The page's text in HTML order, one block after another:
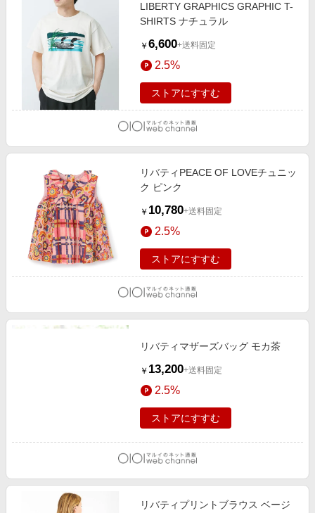
LIBERTY GRAPHICS GRAPHIC T-
SHIRTS ナチュラル
￥ 6,600+送料固定
2.5%
ストアにすすむ
リバティPEACE OF LOVEチュニッ
ク ピンク
￥ 10,780+送料固定
2.5%
ストアにすすむ
リバティマザーズバッグ モカ茶
￥ 13,200+送料固定
2.5%
ストアにすすむ
リバティプリントブラウス ベージ